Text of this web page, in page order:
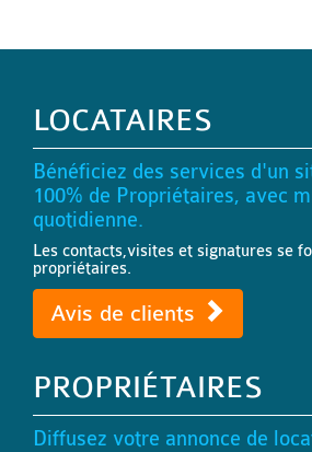
LOCATAIRES
Bénéficiez des services d'un
100% de Propriétaires, avec
quotidienne.
Les contacts,visites et signatures se
propriétaires.
Avis de clients
PROPRIÉTAIRES
Diffusez votre annonce de